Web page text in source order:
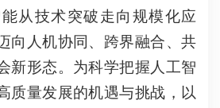
技术突破走向规模化应
向人机协同、跨界融合、共
新形态。为科学把握人工智
质量发展的机遇与挑战，以